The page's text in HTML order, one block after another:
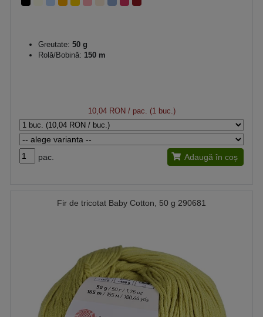
Greutate: 50 g
Rolă/Bobină: 150 m
10,04 RON / pac. (1 buc.)
pac. Adaugă în coș
Fir de tricotat Baby Cotton, 50 g 290681